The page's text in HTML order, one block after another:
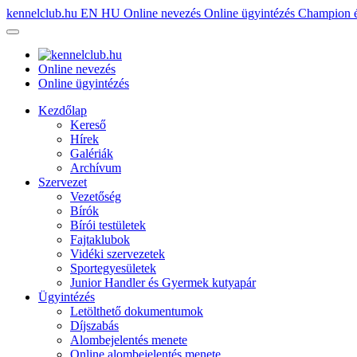
kennelclub.hu EN HU Online nevezés Online ügyintézés Champion
Online nevezés
Online ügyintézés
Kezdőlap
Kereső
Hírek
Galériák
Archívum
Szervezet
Vezetőség
Bírók
Bírói testületek
Fajtaklubok
Vidéki szervezetek
Sportegyesületek
Junior Handler és Gyermek kutyapár
Ügyintézés
Letölthető dokumentumok
Díjszabás
Alombejelentés menete
Online alombejelentés menete